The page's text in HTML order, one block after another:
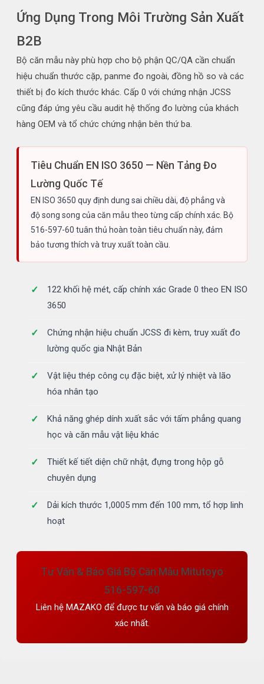
Ứng Dụng Trong Môi Trường Sản Xuất
B2B
Bộ căn mẫu này phù hợp cho bộ phận QC/QA cần chuẩn
hiệu chuẩn thước cặp, panme đo ngoài, đồng hồ so và các
thiết bị đo kích thước khác. Cấp 0 với chứng nhận JCSS
cũng đáp ứng yêu cầu audit hệ thống đo lường của khách
hàng OEM và tổ chức chứng nhận bên thứ ba.
Tiêu Chuẩn EN ISO 3650 — Nền Tảng Đo
Lường Quốc Tế
EN ISO 3650 quy định dung sai chiều dài, độ phẳng và
độ song song của căn mẫu theo từng cấp chính xác. Bộ
516-597-60 tuân thủ hoàn toàn tiêu chuẩn này, đảm
bảo tương thích và truy xuất toàn cầu.
122 khối hệ mét, cấp chính xác Grade 0 theo EN ISO
3650
Chứng nhận hiệu chuẩn JCSS đi kèm, truy xuất đo
lường quốc gia Nhật Bản
Vật liệu thép công cụ đặc biệt, xử lý nhiệt và lão
hóa nhân tạo
Khả năng ghép dính xuất sắc với tấm phẳng quang
học và căn mẫu vật liệu khác
Thiết kế tiết diện chữ nhật, đựng trong hộp gỗ
chuyên dụng
Dải kích thước 1,0005 mm đến 100 mm, tổ hợp linh
hoạt
Tư Vấn & Báo Giá Bộ Căn Mẫu Mitutoyo
516-597-60
Liên hệ MAZAKO để được tư vấn và báo giá chính
xác nhất.